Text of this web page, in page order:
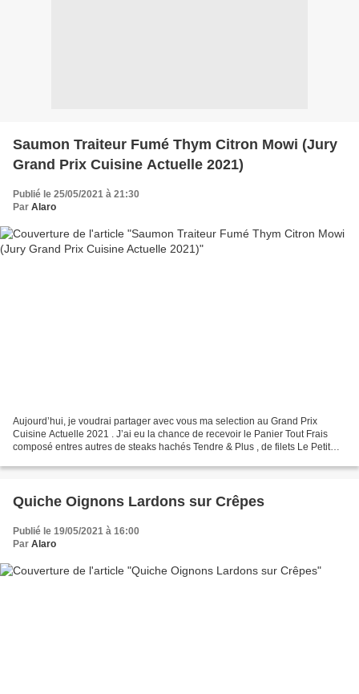
Saumon Traiteur Fumé Thym Citron Mowi (Jury
Grand Prix Cuisine Actuelle 2021)
Publié le 25/05/2021 à 21:30
Par Alaro
Aujourd’hui, je voudrai partager avec vous ma selection au Grand Prix
Cuisine Actuelle 2021 . J’ai eu la chance de recevoir le Panier Tout Frais
composé entres autres de steaks hachés Tendre & Plus , de filets Le Petit
Quiche Oignons Lardons sur Crêpes
Publié le 19/05/2021 à 16:00
Par Alaro